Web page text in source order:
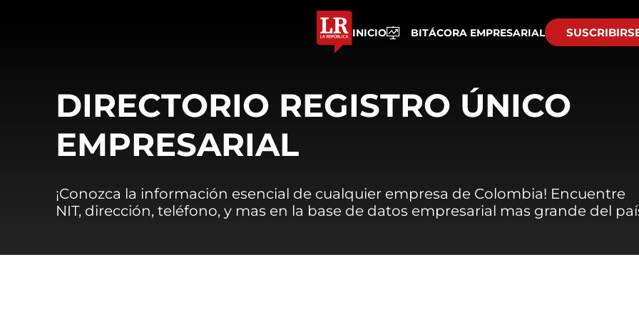
INICIO BITÁCORA EMPRESARIAL
DIRECTORIO REGISTRO ÚNICO
EMPRESARIAL
¡Conozca la información esencial de cualquier empresa de Colombia! Encuentre
NIT, dirección, teléfono, y mas en la base de datos empresarial mas grande del